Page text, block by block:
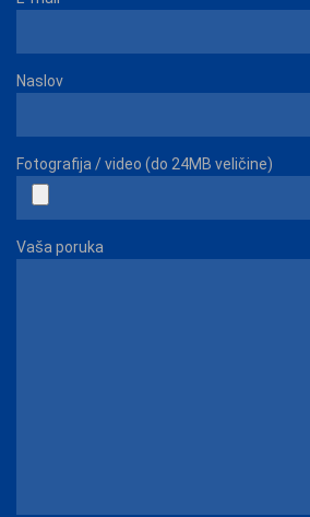
Naslov
Fotografija / video (do 24MB veličine)
Vaša poruka